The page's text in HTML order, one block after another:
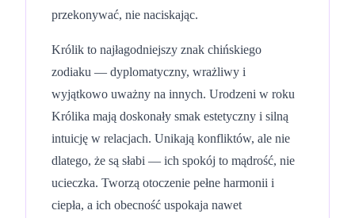
przekonywać, nie naciskając.
Królik to najłagodniejszy znak chińskiego
zodiaku — dyplomatyczny, wrażliwy i
wyjątkowo uważny na innych. Urodzeni w roku
Królika mają doskonały smak estetyczny i silną
intuicję w relacjach. Unikają konfliktów, ale nie
dlatego, że są słabi — ich spokój to mądrość, nie
ucieczka. Tworzą otoczenie pełne harmonii i
ciepła, a ich obecność uspokaja nawet